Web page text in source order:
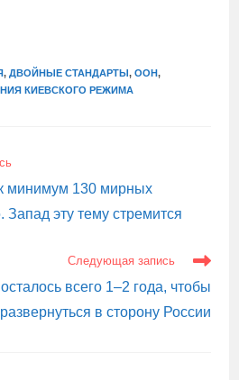
, ДВОЙНЫЕ СТАНДАРТЫ, ООН,
КИЕВСКОГО РЕЖИМА
минимум 130 мирных
эту тему стремится
Следующая запись
всего 1–2 года, чтобы
развернуться в сторону России